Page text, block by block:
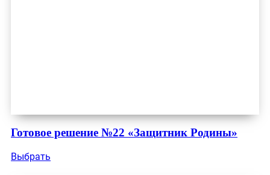
Готовое решение №22 «Защитник Родины»
Выбрать